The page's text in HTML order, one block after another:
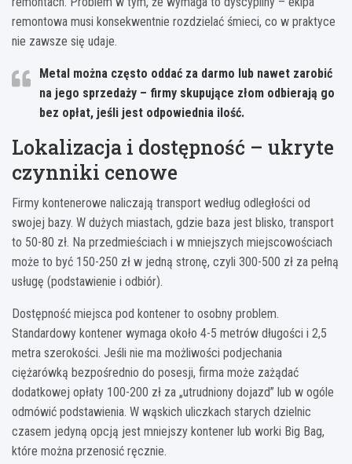
remontowa musi konsekwentnie rozdzielać śmieci, co w praktyce
nie zawsze się udaje.
Metal można często oddać za darmo lub nawet zarobić
na jego sprzedaży – firmy skupujące złom odbierają go
bez opłat, jeśli jest odpowiednia ilość.
Lokalizacja i dostępność – ukryte
czynniki cenowe
Firmy kontenerowe naliczają transport według odległości od
swojej bazy. W dużych miastach, gdzie baza jest blisko, transport
to 50-80 zł. Na przedmieściach i w mniejszych miejscowościach
może to być 150-250 zł w jedną stronę, czyli 300-500 zł za pełną
usługę (podstawienie i odbiór).
Dostępność miejsca pod kontener to osobny problem.
Standardowy kontener wymaga około 4-5 metrów długości i 2,5
metra szerokości. Jeśli nie ma możliwości podjechania
ciężarówką bezpośrednio do posesji, firma może zażądać
dodatkowej opłaty 100-200 zł za „utrudniony dojazd” lub w ogóle
odmówić podstawienia. W wąskich uliczkach starych dzielnic
czasem jedyną opcją jest mniejszy kontener lub worki Big Bag,
które można przenosić ręcznie.